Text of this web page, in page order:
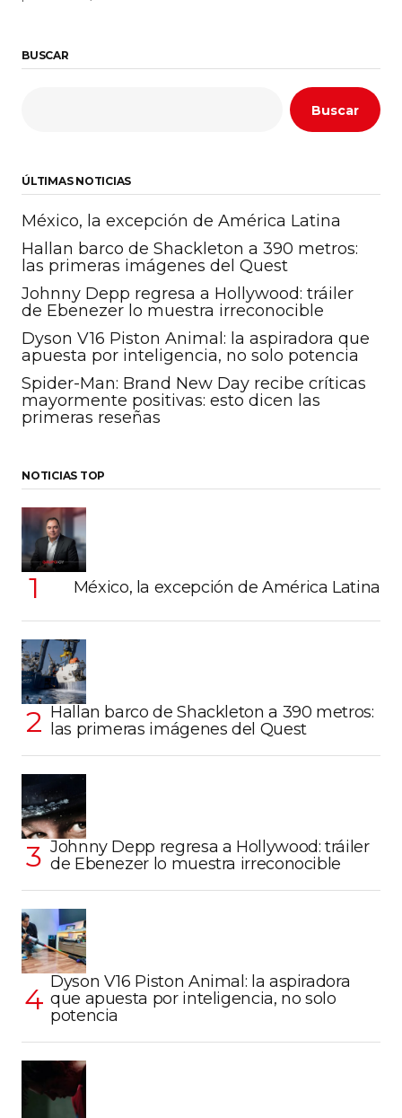
BUSCAR
Buscar
ÚLTIMAS NOTICIAS
México, la excepción de América Latina
Hallan barco de Shackleton a 390 metros:
las primeras imágenes del Quest
Johnny Depp regresa a Hollywood: tráiler
de Ebenezer lo muestra irreconocible
Dyson V16 Piston Animal: la aspiradora que
apuesta por inteligencia, no solo potencia
Spider-Man: Brand New Day recibe críticas
mayormente positivas: esto dicen las
primeras reseñas
NOTICIAS TOP
México, la excepción de América Latina
Hallan barco de Shackleton a 390 metros:
las primeras imágenes del Quest
Johnny Depp regresa a Hollywood: tráiler
de Ebenezer lo muestra irreconocible
Dyson V16 Piston Animal: la aspiradora
que apuesta por inteligencia, no solo
potencia